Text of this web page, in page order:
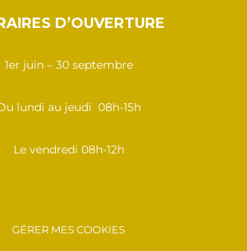
D’OUVERTURE
1er juin – 30 septembre
lundi au jeudi 08h-15h
Le vendredi 08h-12h
GÉRER MES COOKIES